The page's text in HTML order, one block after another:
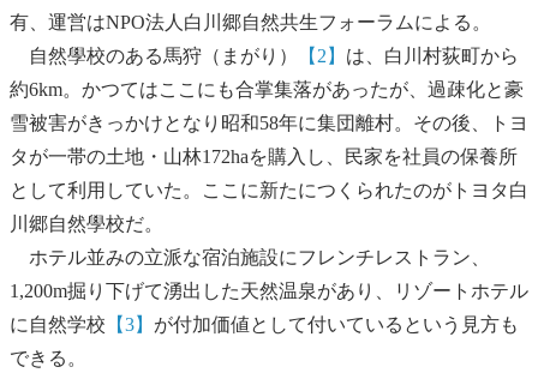
有、運営はNPO法人白川郷自然共生フォーラムによる。
自然學校のある馬狩（まがり）
【2】 は、白川村荻町から
約6km。かつてはここにも合掌集落があったが、過疎化と豪
雪被害がきっかけとなり昭和58年に集団離村。その後、トヨ
タが一帯の土地・山林172haを購入し、民家を社員の保養所
として利用していた。ここに新たにつくられたのがトヨタ白
川郷自然學校だ。
ホテル並みの立派な宿泊施設にフレンチレストラン、
1,200m掘り下げて湧出した天然温泉があり、リゾートホテル
に自然学校 【3】 が付加価値として付いているという見方も
できる。